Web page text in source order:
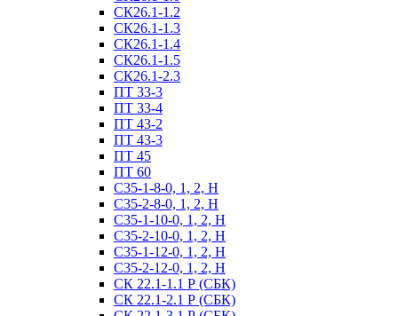
СК26.1-1.2
СК26.1-1.3
СК26.1-1.4
СК26.1-1.5
СК26.1-2.3
ПТ 33-3
ПТ 33-4
ПТ 43-2
ПТ 43-3
ПТ 45
ПТ 60
С35-1-8-0, 1, 2, Н
С35-2-8-0, 1, 2, Н
С35-1-10-0, 1, 2, Н
С35-2-10-0, 1, 2, Н
С35-1-12-0, 1, 2, Н
С35-2-12-0, 1, 2, Н
СК 22.1-1.1 Р (СБК)
СК 22.1-2.1 Р (СБК)